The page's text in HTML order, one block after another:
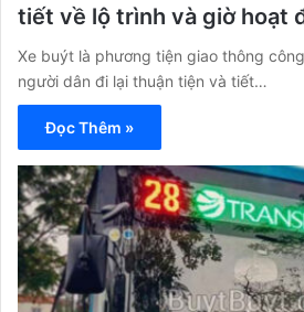
tiết về lộ trình và giờ hoạt
Xe buýt là phương tiện giao thông
người dân đi lại thuận tiện và tiết…
Đọc Thêm »